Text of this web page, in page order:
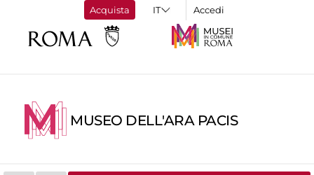
Acquista Accedi
MUSEO DELL'ARA PACIS